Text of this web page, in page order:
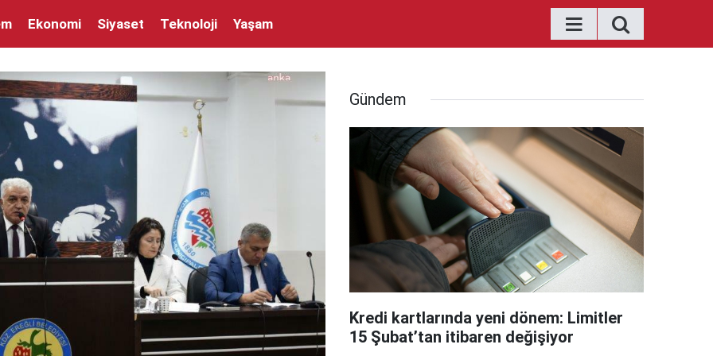
Ekonomi Siyaset Teknoloji Yaşam
Gündem
Kredi kartlarında yeni dönem: Limitler
15 Şubat’tan itibaren değişiyor